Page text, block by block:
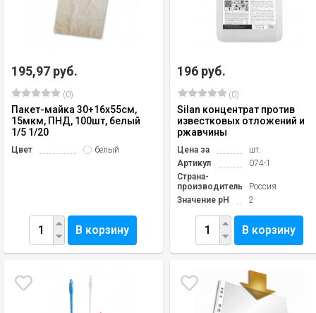
195,97 руб.
(0)
Пакет-майка 30+16х55см,
15мкм, ПНД, 100шт, белый
1/5 1/20
Цвет белый
В корзину
196 руб.
(0)
Silan концентрат против
известковых отложений и
ржавчины
Цена за
шт.
Артикул
074-1
Страна-
производитель
Россия
Значение pH
2
В корзину